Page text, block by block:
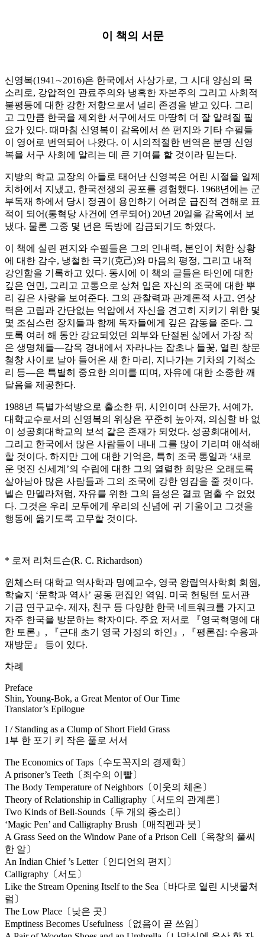
이 책의 서문
신영복(1941∼2016)은 한국에서 사상가로, 그 시대 양심의 목
소리로, 강압적인 관료주의와 냉혹한 자본주의 그리고 사회적
불평등에 대한 강한 저항으로서 널리 존경을 받고 있다. 그리
고 그만큼 한국을 제외한 서구에서도 마땅히 더 잘 알려질 필
요가 있다. 때마침 신영복이 감옥에서 쓴 편지와 기타 수필들
이 영어로 번역되어 나왔다. 이 시의적절한 번역은 분명 신영
복을 서구 사회에 알리는 데 큰 기여를 할 것이라 믿는다.
지방의 학교 교장의 아들로 태어난 신영복은 어린 시절을 일제
치하에서 지냈고, 한국전쟁의 공포를 경험했다. 1968년에는 군
부독재 하에서 당시 정권이 용인하기 어려운 급진적 견해로 표
적이 되어(통혁당 사건에 연루되어) 20년 20일을 감옥에서 보
냈다. 물론 그중 몇 년은 독방에 감금되기도 하였다.
이 책에 실린 편지와 수필들은 그의 인내력, 본인이 처한 상황
에 대한 감수, 냉철한 극기(克己)와 마음의 평정, 그리고 내적
강인함을 기록하고 있다. 동시에 이 책의 글들은 타인에 대한
깊은 연민, 그리고 고통으로 상처 입은 자신의 조국에 대한 뿌
리 깊은 사랑을 보여준다. 그의 관찰력과 관계론적 사고, 연상
력은 고립과 간단없는 억압에서 자신을 견고히 지키기 위한 몇
몇 조심스런 장치들과 함께 독자들에게 깊은 감동을 준다. 그
토록 여러 해 동안 강요되었던 외부와 단절된 삶에서 가장 작
은 생명체들―감옥 경내에서 자라나는 잡초나 들꽃, 열린 창문
철창 사이로 날아 들어온 새 한 마리, 지나가는 기차의 기적소
리 등―은 특별히 중요한 의미를 띠며, 자유에 대한 소중한 깨
달음을 제공한다.
1988년 특별가석방으로 출소한 뒤, 시인이며 산문가, 서예가,
대학교수로서의 신영복의 위상은 꾸준히 높아져, 의심할 바 없
이 성공회대학교의 보석 같은 존재가 되었다. 성공회대에서,
그리고 한국에서 많은 사람들이 내내 그를 많이 기리며 애석해
할 것이다. 하지만 그에 대한 기억은, 특히 조국 통일과 ‘새로
운 멋진 신세계’의 수립에 대한 그의 열렬한 희망은 오래도록
살아남아 많은 사람들과 그의 조국에 강한 영감을 줄 것이다.
넬슨 만델라처럼, 자유를 위한 그의 음성은 결코 멈출 수 없었
다. 그것은 우리 모두에게 우리의 신념에 귀 기울이고 그것을
행동에 옮기도록 고무할 것이다.
* 로저 리처드슨(R. C. Richardson)
윈체스터 대학교 역사학과 명예교수, 영국 왕립역사학회 회원,
학술지 ‘문학과 역사’ 공동 편집인 역임. 미국 헌팅턴 도서관
기금 연구교수. 제자, 친구 등 다양한 한국 네트워크를 가지고
자주 한국을 방문하는 학자이다. 주요 저서로 『영국혁명에 대
한 토론』, 『근대 초기 영국 가정의 하인』, 『평론집: 수용과
재방문』 등이 있다.
차례
Preface
Shin, Young-Bok, a Great Mentor of Our Time
Translator’s Epilogue
I / Standing as a Clump of Short Field Grass
1부 한 포기 키 작은 풀로 서서
The Economics of Taps〔수도꼭지의 경제학〕
A prisoner’s Teeth〔죄수의 이빨〕
The Body Temperature of Neighbors〔이웃의 체온〕
Theory of Relationship in Calligraphy〔서도의 관계론〕
Two Kinds of Bell-Sounds〔두 개의 종소리〕
‘Magic Pen’ and Calligraphy Brush〔매직펜과 붓〕
A Grass Seed on the Window Pane of a Prison Cell〔옥창의 풀씨
한 알〕
An Indian Chief ’s Letter〔인디언의 편지〕
Calligraphy〔서도〕
Like the Stream Opening Itself to the Sea〔바다로 열린 시냇물처
럼〕
The Low Place〔낮은 곳〕
Emptiness Becomes Usefulness〔없음이 곧 쓰임〕